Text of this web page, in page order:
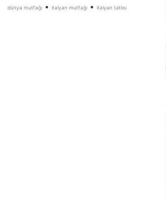
dünya mutfağı • italyan mutfağı • italyan tatlısı